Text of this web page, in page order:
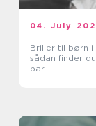
04. July
Briller til børn i
sådan finder
par